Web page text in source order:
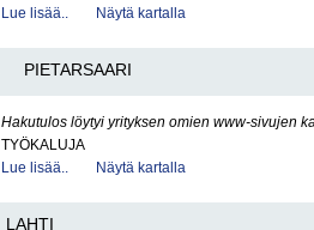
Lue lisää..
Näytä kartalla
PIETARSAARI
Hakutulos löytyi yrityksen omien www-sivujen
TYÖKALUJA
Lue lisää..
Näytä kartalla
LAHTI